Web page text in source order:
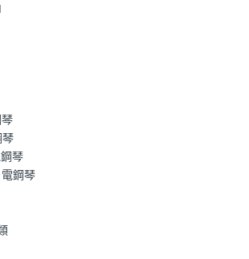
琴
鋼琴